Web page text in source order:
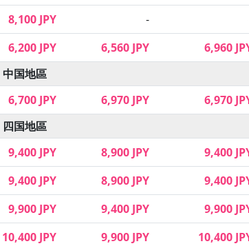
8,100 JPY -
6,200 JPY 6,560 JPY
6,960
中国地區
6,700 JPY 6,970 JPY
6,970
四国地區
9,400 JPY 8,900 JPY
9,400
9,400 JPY 8,900 JPY
9,400
9,900 JPY 9,400 JPY
9,900
10,400 JPY 9,900 JPY 10,400